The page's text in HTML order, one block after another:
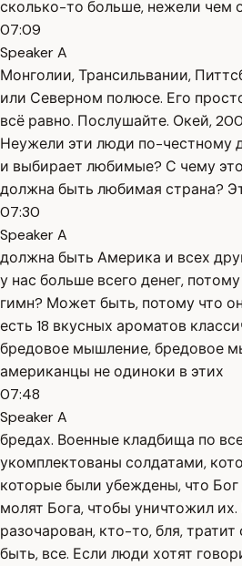
сколько-то больше, нежели чем
07:09
Speaker A
Монголии, Трансильвании,
или Северном полюсе. Его
всё равно. Послушайте. Окей,
Неужели эти люди по-честному
и выбирает любимые? С чему
должна быть любимая страна?
07:30
Speaker A
должна быть Америка и всех
у нас больше всего денег,
гимн? Может быть, потому что
есть 18 вкусных ароматов
бредовое мышление, бредовое
американцы не одиноки в этих
07:48
Speaker A
бредах. Военные кладбища по
укомплектованы солдатами,
которые были убеждены, что Бог
молят Бога, чтобы уничтожил
разочарован, кто-то, бля,
быть, все. Если люди хотят